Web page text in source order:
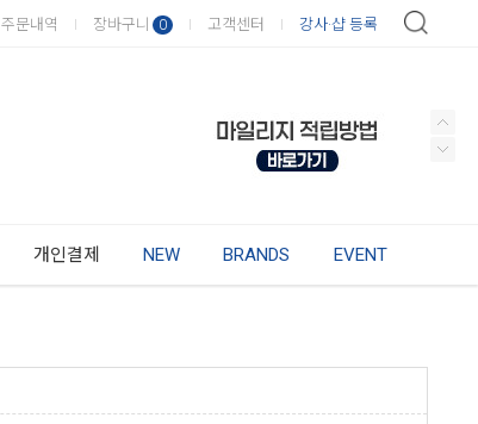
주문내역 장바구니 0 고객센터 강사·샵 등록
개인결제 NEW BRANDS EVENT